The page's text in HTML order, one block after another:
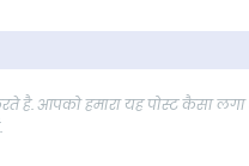
है. आपको हमारा यह पोस्ट कैसा